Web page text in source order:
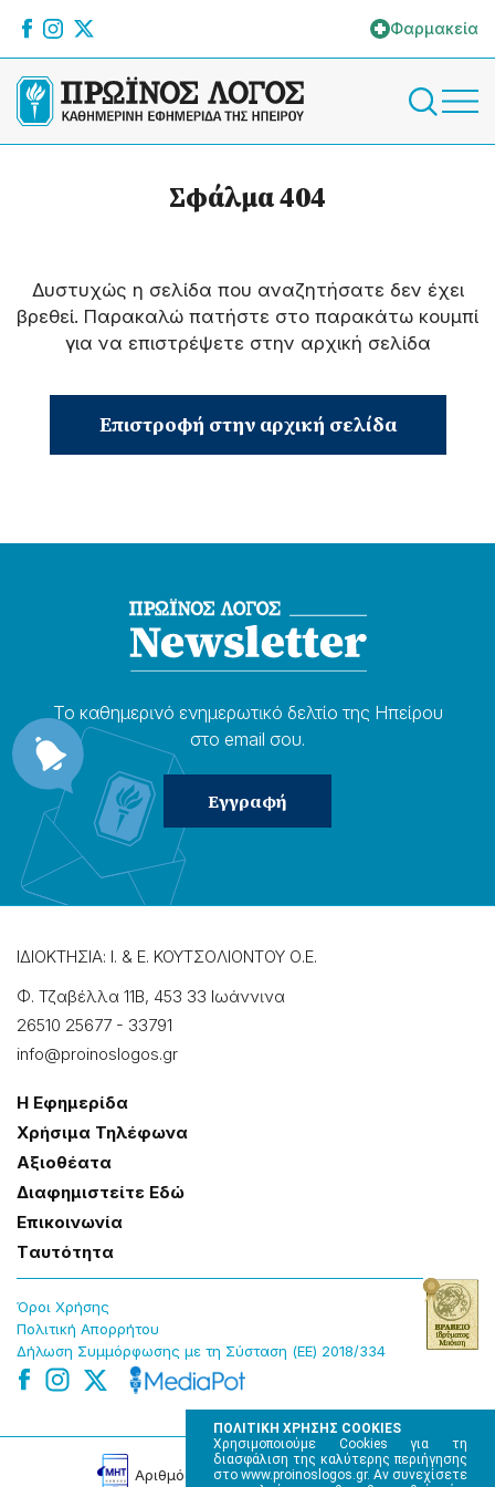
ΠΟΛΙΤΙΚΗ ΧΡΗΣΗΣ COOKIES
Χρησιμοποιούμε Cookies για τη
διασφάλιση της καλύτερης περιήγησης
στο www.proinoslogos.gr. Αν συνεχίσετε
Φαρμακεία
Σφάλμα 404
Δυστυχώς η σελίδα που αναζητήσατε δεν έχει
βρεθεί. Παρακαλώ πατήστε στο παρακάτω κουμπί
για να επιστρέψετε στην αρχική σελίδα
Επιστροφή στην αρχική σελίδα
Το καθημερɩνό ενημερωτɩκό δελτίο της Ηπείρου
στο email σου.
ΙΔΙΟΚΤΗΣΙΑ: Ι. & Ε. ΚΟΥΤΣΟΛΙΟΝΤΟΥ Ο.Ε.
Φ. Τζαβέλλα 11Β, 453 33 Ιωάννɩνα
26510 25677 - 33791
info@proinoslogos.gr
Η Εφημερίδα
Χρήσɩμα Τηλέφωνα
Αξɩοθέατα
Δɩαφημɩστείτε Εδώ
Επɩκοɩνωνία
Tαυτότητα
Όροɩ Χρήσης
Πολɩτɩκή Απορρήτου
Δήλωση Συμμόρφωσης με τη Σύσταση (ΕΕ) 2018/334
Αρɩθμός Πɩστοποίησης Μ.Η.Τ. 220242